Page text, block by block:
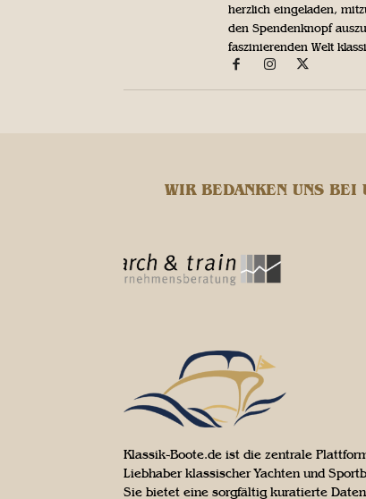
herzlich eingeladen,
den Spendenknopf
faszinierenden Welt
WIR BEDANKEN UNS BEI
Klassik-Boote.de ist die zentrale
Liebhaber klassischer Yachten und
Sie bietet eine sorgfältig kuratierte